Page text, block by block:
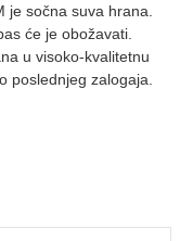
je sočna suva hrana.
će je obožavati.
u visoko-kvalitetnu
poslednjeg zalogaja.